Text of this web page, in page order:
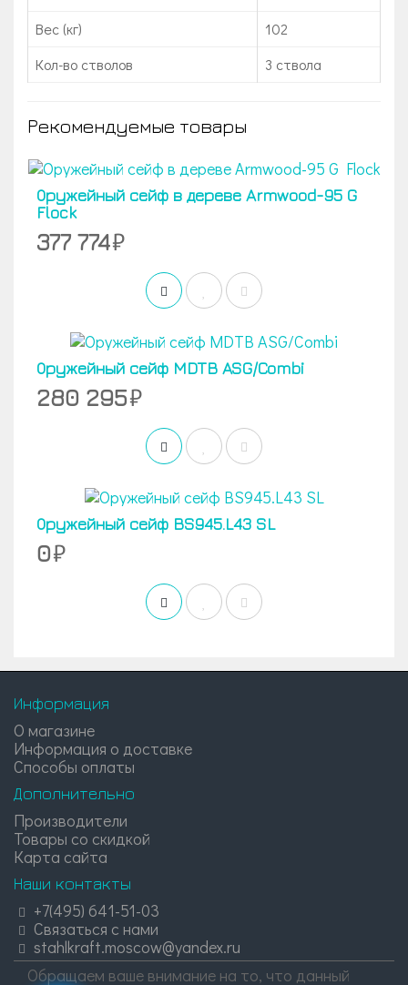
Вес (кг)
102
Кол-во стволов
3 ствола
Рекомендуемые товары
Оружейный сейф в дереве Armwood-95 G
Flock
377 774
Оружейный сейф MDTB ASG/Combi
280 295
Оружейный сейф BS945.L43 SL
0
Информация
О магазине
Информация о доставке
Способы оплаты
Дополнительно
Производители
Товары со скидкой
Карта сайта
Наши контакты
+7(495) 641-51-03
Связаться с нами
stahlkraft.moscow@yandex.ru
Обращаем ваше внимание на то, что данный